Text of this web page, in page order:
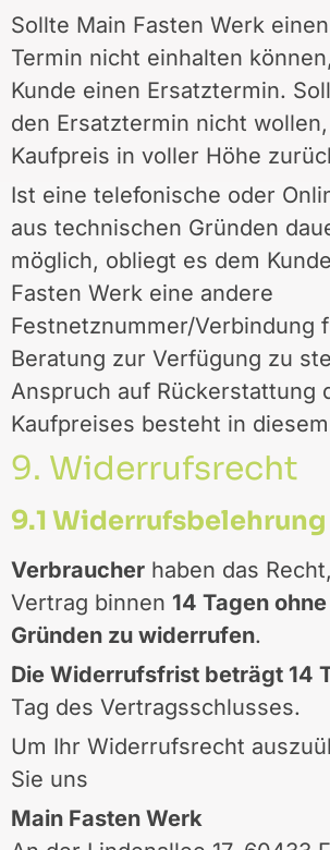
Sollte Main Fasten Werk
Termin nicht einhalten
Kunde einen Ersatztermin.
den Ersatztermin nicht
Kaufpreis in voller Höhe
Ist eine telefonische oder
aus technischen Gründen
möglich, obliegt es dem
Fasten Werk eine andere
Festnetznummer/Verbindung
Beratung zur Verfügung zu
Anspruch auf Rückerstattung
Kaufpreises besteht in
9. Widerrufsrecht
9.1 Widerrufsbelehrung
Verbraucher haben das
Vertrag binnen 14 Tagen
Gründen zu widerrufen.
Die Widerrufsfrist beträgt 14
Tag des Vertragsschlusses.
Um Ihr Widerrufsrecht
Sie uns
Main Fasten Werk